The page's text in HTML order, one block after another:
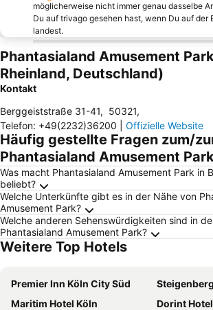
möglicherweise nicht immer genau dasselbe
Du auf trivago gesehen hast, wenn Du auf der
landest.
Phantasialand Amusement
Rheinland, Deutschland)
Kontakt
Berggeiststraße 31-41, 50321,
Telefon: +49(2232)36200 Offizielle Website
Häufig gestellte Fragen zum/
Phantasialand Amusement
Was macht Phantasialand Amusement Park in
beliebt?
Welche Unterkünfte gibt es in der Nähe von
Amusement Park?
Welche anderen Sehenswürdigkeiten sind in
Phantasialand Amusement Park?
Weitere Top Hotels
Premier Inn Köln City Süd
Maritim Hotel Köln
Dorint Hotel